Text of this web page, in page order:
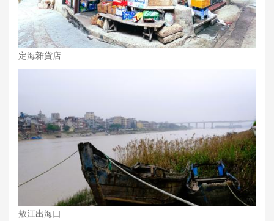
定海雜貨店
敖江出海口